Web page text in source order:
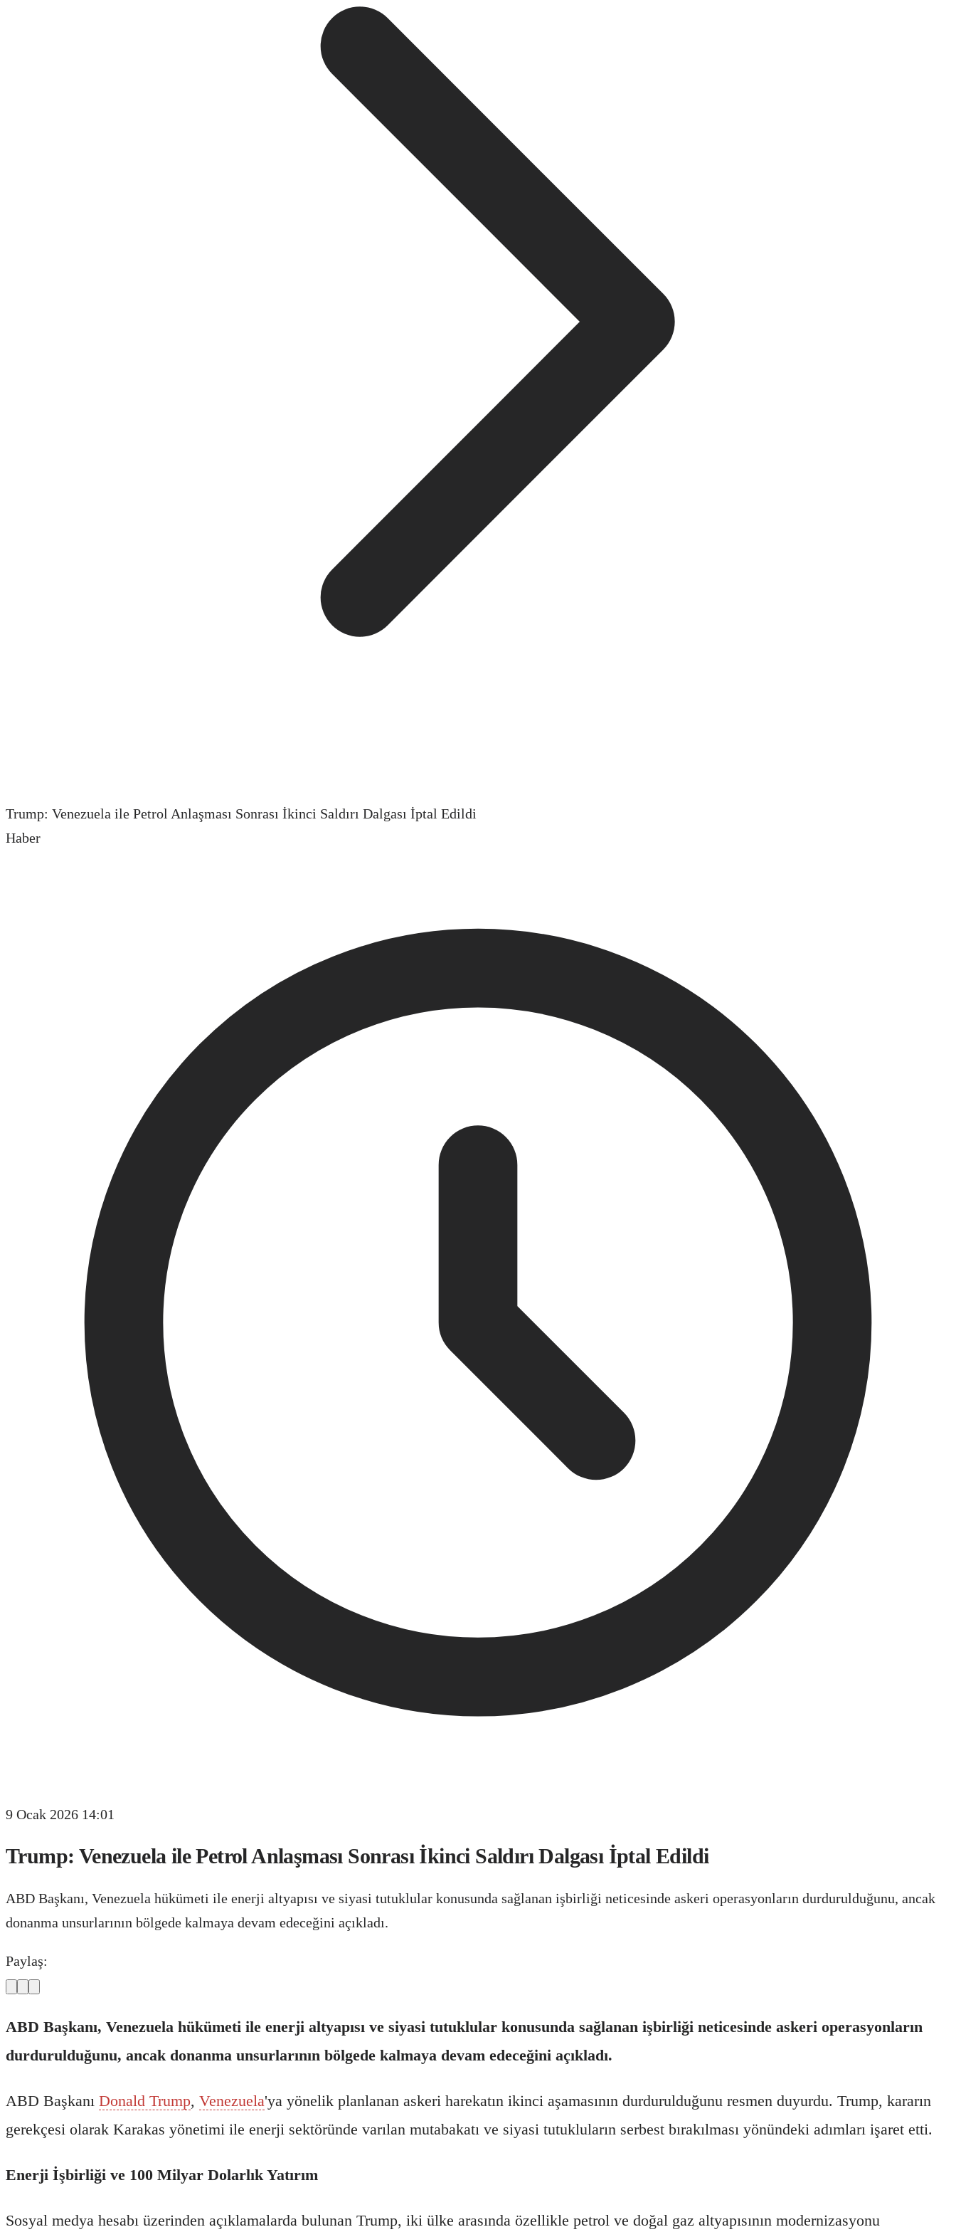
Trump: Venezuela ile Petrol Anlaşması Sonrası İkinci Saldırı Dalgası İptal Edildi
Haber
9 Ocak 2026 14:01
Trump: Venezuela ile Petrol Anlaşması Sonrası İkinci Saldırı Dalgası İptal Edildi
ABD Başkanı, Venezuela hükümeti ile enerji altyapısı ve siyasi tutuklular konusunda sağlanan işbirliği neticesinde askeri operasyonların durdurulduğunu, ancak
donanma unsurlarının bölgede kalmaya devam edeceğini açıkladı.
Paylaş:
ABD Başkanı, Venezuela hükümeti ile enerji altyapısı ve siyasi tutuklular konusunda sağlanan işbirliği neticesinde askeri operasyonların
durdurulduğunu, ancak donanma unsurlarının bölgede kalmaya devam edeceğini açıkladı.
ABD Başkanı Donald Trump, Venezuela'ya yönelik planlanan askeri harekatın ikinci aşamasının durdurulduğunu resmen duyurdu. Trump, kararın
gerekçesi olarak Karakas yönetimi ile enerji sektöründe varılan mutabakatı ve siyasi tutukluların serbest bırakılması yönündeki adımları işaret etti.
Enerji İşbirliği ve 100 Milyar Dolarlık Yatırım
Sosyal medya hesabı üzerinden açıklamalarda bulunan Trump, iki ülke arasında özellikle petrol ve doğal gaz altyapısının modernizasyonu